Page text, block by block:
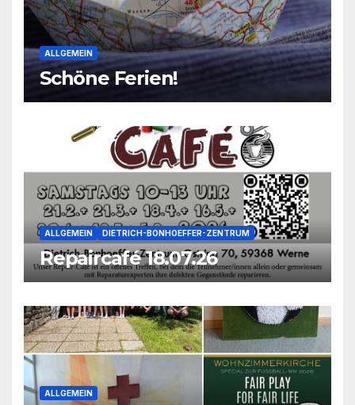
ALLGEMEIN
Schöne Ferien!
ALLGEMEIN DIETRICH-BONHOEFFER-ZENTRUM
Repaircafé 18.07.26
ALLGEMEIN